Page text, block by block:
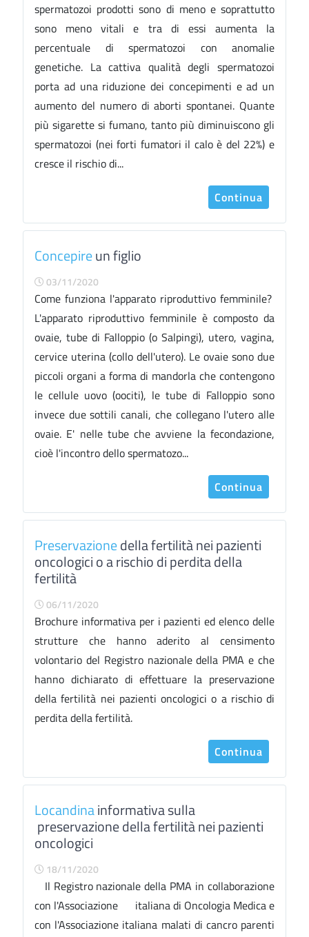
spermatozoi prodotti sono di meno e soprattutto
sono meno vitali e tra di essi aumenta la
percentuale di spermatozoi con anomalie
genetiche. La cattiva qualità degli spermatozoi
porta ad una riduzione dei concepimenti e ad un
aumento del numero di aborti spontanei. Quante
più sigarette si fumano, tanto più diminuiscono gli
spermatozoi (nei forti fumatori il calo è del 22%) e
cresce il rischio di...
Continua
Concepireun figlio
03/11/2020
Come funziona l'apparato riproduttivo femminile?
L'apparato riproduttivo femminile è composto da
ovaie, tube di Falloppio (o Salpingi), utero, vagina,
cervice uterina (collo dell'utero). Le ovaie sono due
piccoli organi a forma di mandorla che contengono
le cellule uovo (oociti), le tube di Falloppio sono
invece due sottili canali, che collegano l'utero alle
ovaie. E' nelle tube che avviene la fecondazione,
cioè l'incontro dello spermatozo...
Continua
Preservazionedella fertilità nei pazienti
oncologici o a rischio di perdita della
fertilità
06/11/2020
Brochure informativa per i pazienti ed elenco delle
strutture che hanno aderito al censimento
volontario del Registro nazionale della PMA e che
hanno dichiarato di effettuare la preservazione
della fertilità nei pazienti oncologici o a rischio di
perdita della fertilità.
Continua
Locandinainformativa sulla
preservazione della fertilità nei pazienti
oncologici
18/11/2020
Il Registro nazionale della PMA in collaborazione
con l'Associazione italiana di Oncologia Medica e
con l'Associazione italiana malati di cancro parenti